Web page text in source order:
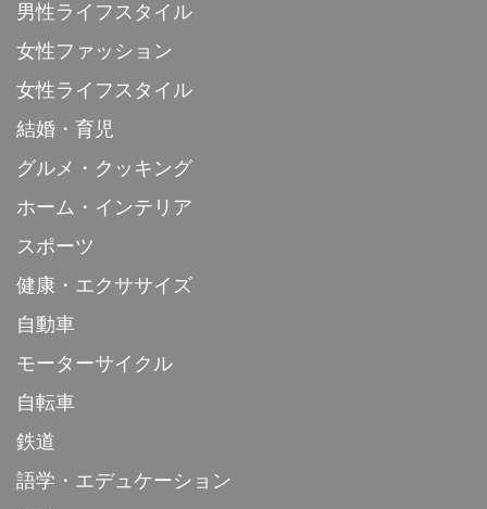
男性ライフスタイル
女性ファッション
女性ライフスタイル
結婚・育児
グルメ・クッキング
ホーム・インテリア
スポーツ
健康・エクササイズ
自動車
モーターサイクル
自転車
鉄道
語学・エデュケーション